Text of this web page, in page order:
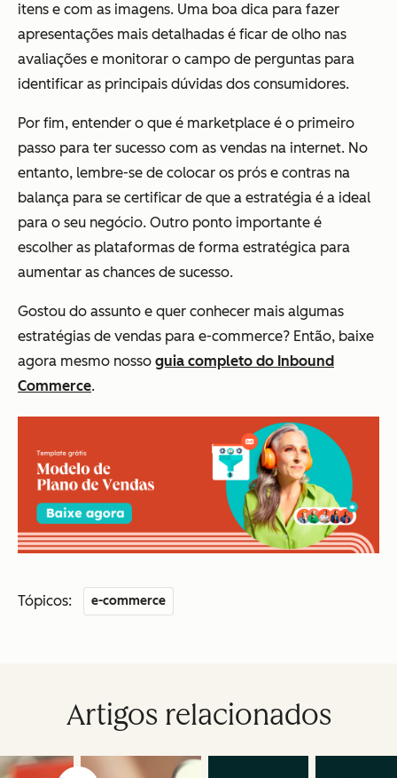
itens e com as imagens. Uma boa dica para fazer
apresentações mais detalhadas é ficar de olho nas
avaliações e monitorar o campo de perguntas para
identificar as principais dúvidas dos consumidores.
Por fim, entender o que é marketplace é o primeiro
passo para ter sucesso com as vendas na internet. No
entanto, lembre-se de colocar os prós e contras na
balança para se certificar de que a estratégia é a ideal
para o seu negócio. Outro ponto importante é
escolher as plataformas de forma estratégica para
aumentar as chances de sucesso.
Gostou do assunto e quer conhecer mais algumas
estratégias de vendas para e-commerce? Então, baixe
agora mesmo nosso guia completo do Inbound
Commerce.
Tópicos: e-commerce
Artigos relacionados